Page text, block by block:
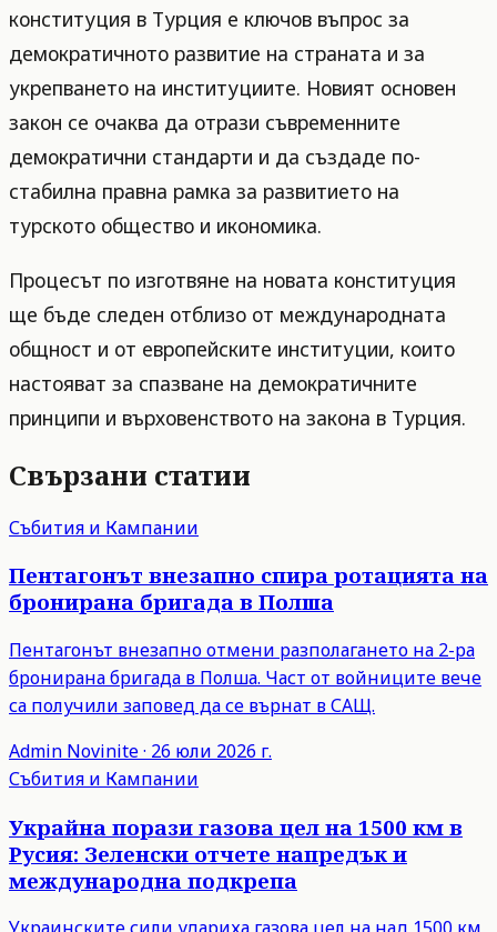
конституция в Турция е ключов въпрос за
демократичното развитие на страната и за
укрепването на институциите. Новият основен
закон се очаква да отрази съвременните
демократични стандарти и да създаде по-
стабилна правна рамка за развитието на
турското общество и икономика.
Процесът по изготвяне на новата конституция
ще бъде следен отблизо от международната
общност и от европейските институции, които
настояват за спазване на демократичните
принципи и върховенството на закона в Турция.
Свързани статии
Събития и Кампании
Пентагонът внезапно спира ротацията на
бронирана бригада в Полша
Пентагонът внезапно отмени разполагането на 2-ра
бронирана бригада в Полша. Част от войниците вече
са получили заповед да се върнат в САЩ.
Admin Novinite· 26 юли 2026 г.
Събития и Кампании
Украйна порази газова цел на 1500 км в
Русия: Зеленски отчете напредък и
международна подкрепа